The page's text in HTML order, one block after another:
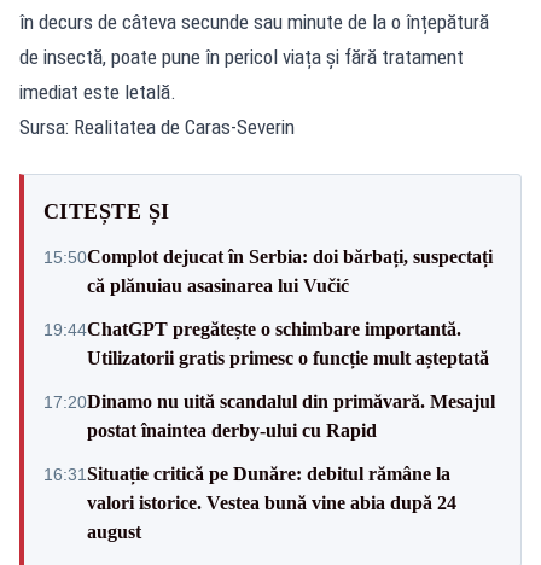
în decurs de câteva secunde sau minute de la o înțepătură
de insectă, poate pune în pericol viața și fără tratament
imediat este letală.
Sursa: Realitatea de Caras-Severin
CITEȘTE ȘI
15:50Complot dejucat în Serbia: doi bărbați, suspectați
că plănuiau asasinarea lui Vučić
19:44ChatGPT pregătește o schimbare importantă.
Utilizatorii gratis primesc o funcție mult așteptată
17:20Dinamo nu uită scandalul din primăvară. Mesajul
postat înaintea derby-ului cu Rapid
16:31Situație critică pe Dunăre: debitul rămâne la
valori istorice. Vestea bună vine abia după 24
august